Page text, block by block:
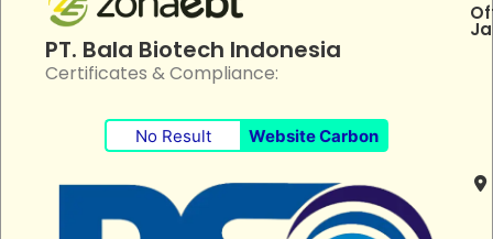
PT. Bala Biotech Indonesia
Certificates & Compliance:
No Result Website Carbon